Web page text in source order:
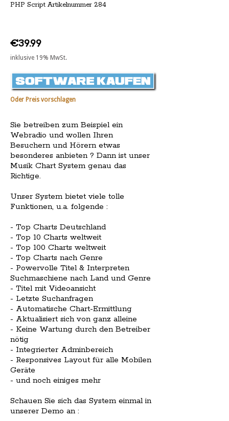
PHP Script Artikelnummer 284
€39.99
inklusive 19% MwSt.
Oder Preis vorschlagen
Sie betreiben zum Beispiel ein
Webradio und wollen Ihren
Besuchern und Hörern etwas
besonderes anbieten ? Dann ist unser
Musik Chart System genau das
Richtige.
Unser System bietet viele tolle
Funktionen, u.a. folgende :
- Top Charts Deutschland
- Top 10 Charts weltweit
- Top 100 Charts weltweit
- Top Charts nach Genre
- Powervolle Titel & Interpreten
Suchmaschiene nach Land und Genre
- Titel mit Videoansicht
- Letzte Suchanfragen
- Automatische Chart-Ermittlung
- Aktualisiert sich von ganz alleine
- Keine Wartung durch den Betreiber
nötig
- Integrierter Adminbereich
- Responsives Layout für alle Mobilen
Geräte
- und noch einiges mehr
Schauen Sie sich das System einmal in
unserer Demo an :